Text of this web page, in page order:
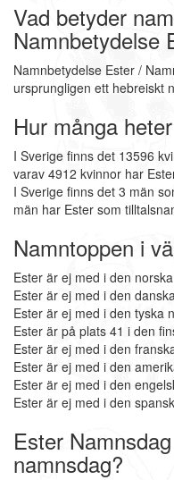
Vad betyder
Namnbetydelse
Namnbetydelse Ester /
ursprungligen ett hebreiskt
Hur många
I Sverige finns det 13596
varav 4912 kvinnor har
I Sverige finns det 3 män
män har Ester som
Namntoppen i
Ester är ej med i den
Ester är ej med i den
Ester är ej med i den tyska
Ester är på plats 41 i den
Ester är ej med i den
Ester är ej med i den
Ester är ej med i den
Ester är ej med i den
Ester
namnsdag?